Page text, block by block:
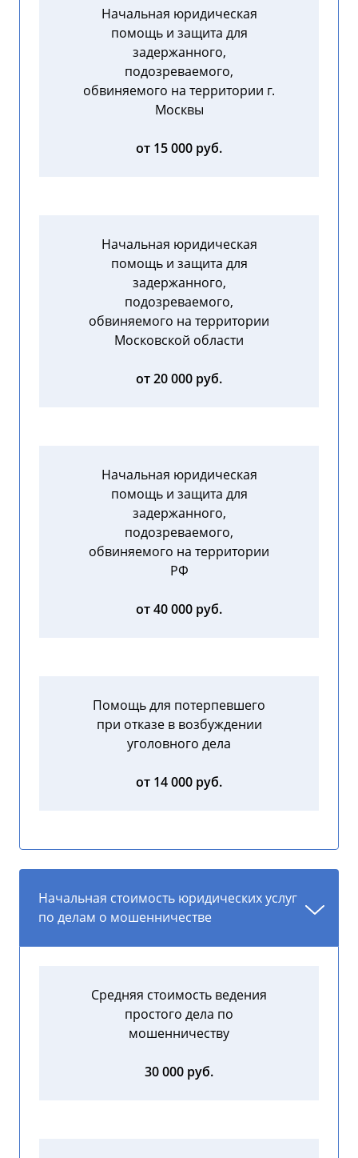
Начальная юридическая
помощь и защита для
задержанного,
подозреваемого,
обвиняемого на территории г.
Москвы
от 15 000 руб.
Начальная юридическая
помощь и защита для
задержанного,
подозреваемого,
обвиняемого на территории
Московской области
от 20 000 руб.
Начальная юридическая
помощь и защита для
задержанного,
подозреваемого,
обвиняемого на территории
РФ
от 40 000 руб.
Помощь для потерпевшего
при отказе в возбуждении
уголовного дела
от 14 000 руб.
Начальная стоимость юридических услуг
по делам о мошенничестве
Средняя стоимость ведения
простого дела по
мошенничеству
30 000 руб.